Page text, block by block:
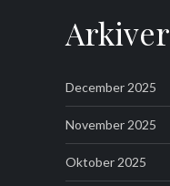
Arkiver
December 2025
November 2025
Oktober 2025